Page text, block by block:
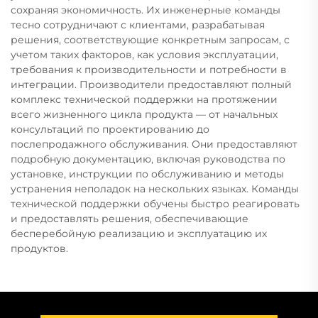
сохраняя экономичность. Их инженерные команды
тесно сотрудничают с клиентами, разрабатывая
решения, соответствующие конкретным запросам, с
учетом таких факторов, как условия эксплуатации,
требования к производительности и потребности в
интеграции. Производители предоставляют полный
комплекс технической поддержки на протяжении
всего жизненного цикла продукта — от начальных
консультаций по проектированию до
послепродажного обслуживания. Они предоставляют
подробную документацию, включая руководства по
установке, инструкции по обслуживанию и методы
устранения неполадок на нескольких языках. Команды
технической поддержки обучены быстро реагировать
и предоставлять решения, обеспечивающие
бесперебойную реализацию и эксплуатацию их
продуктов.